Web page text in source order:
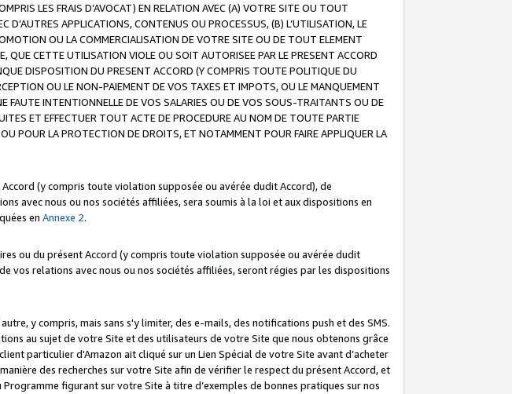
LES FRAIS D’AVOCAT) EN RELATION AVEC (A) VOTRE SITE OU TOUT
D’AUTRES APPLICATIONS, CONTENUS OU PROCESSUS, (B) L’UTILISATION, LE
OU LA COMMERCIALISATION DE VOTRE SITE OU DE TOUT ELEMENT
CETTE UTILISATION VIOLE OU SOIT AUTORISEE PAR LE PRESENT ACCORD
DISPOSITION DU PRESENT ACCORD (Y COMPRIS TOUTE POLITIQUE DU
OU LE NON-PAIEMENT DE VOS TAXES ET IMPOTS, OU LE MANQUEMENT
FAUTE INTENTIONNELLE DE VOS SALARIES OU DE VOS SOUS-TRAITANTS OU DE
ET EFFECTUER TOUT ACTE DE PROCEDURE AU NOM DE TOUTE PARTIE
POUR LA PROTECTION DE DROITS, ET NOTAMMENT POUR FAIRE APPLIQUER LA
(y compris toute violation supposée ou avérée dudit Accord), de
avec nous ou nos sociétés affiliées, sera soumis à la loi et aux dispositions en
en Annexe 2.
ou du présent Accord (y compris toute violation supposée ou avérée dudit
vos relations avec nous ou nos sociétés affiliées, seront régies par les dispositions
y compris, mais sans s'y limiter, des e-mails, des notifications push et des SMS.
au sujet de votre Site et des utilisateurs de votre Site que nous obtenons grâce
particulier d'Amazon ait cliqué sur un Lien Spécial de votre Site avant d’acheter
des recherches sur votre Site afin de vérifier le respect du présent Accord, et
figurant sur votre Site à titre d’exemples de bonnes pratiques sur nos